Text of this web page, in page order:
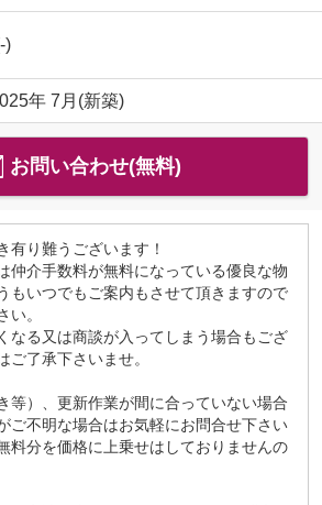
)
年 7月(新築)
お問い合わせ(無料)
有り難うございます！
仲介手数料が無料になっている優良な物
もいつでもご案内もさせて頂きますので
い。
なる又は商談が入ってしまう場合もござ
ご了承下さいませ。
等）、更新作業が間に合っていない場合
ご不明な場合はお気軽にお問合せ下さい
料分を価格に上乗せはしておりませんの